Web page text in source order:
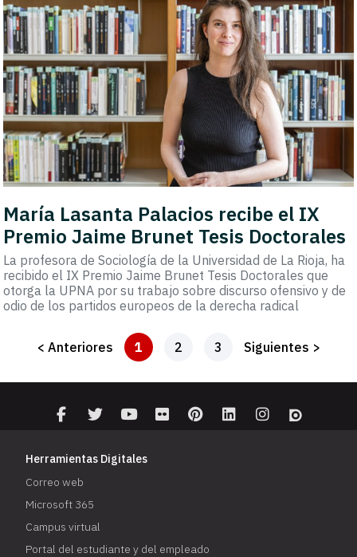
María Lasanta Palacios recibe el IX
Premio Jaime Brunet Tesis Doctorales
La profesora de Sociología de la Universidad de La Rioja, ha
recibido el IX Premio Jaime Brunet Tesis Doctorales que
otorga la UPNA por su trabajo sobre discurso ofensivo y de
odio de los partidos europeos de la derecha radical
< Anteriores 1 2 3 Siguientes >
Herramientas Digitales
Correo web
Microsoft 365
Campus virtual
Portal del estudiante y del empleado